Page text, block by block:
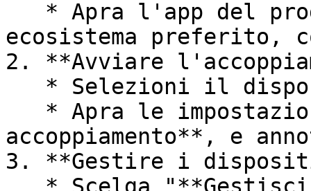
ecosistema preferito,
2. **Avviare
accoppiamento**, e
3. **Gestire i